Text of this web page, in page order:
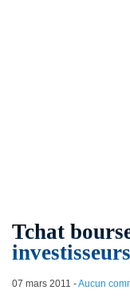
Tchat
07 mars 2011 -Aucun